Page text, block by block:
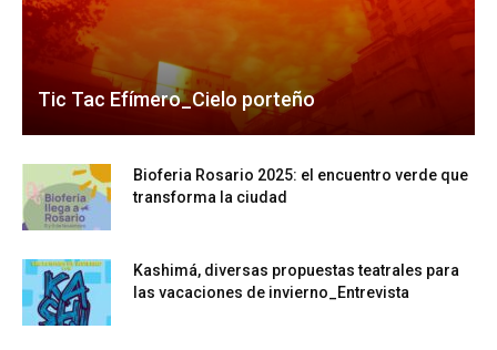
Tic Tac Efímero_Cielo porteño
Bioferia Rosario 2025: el encuentro verde que
transforma la ciudad
Kashimá, diversas propuestas teatrales para
las vacaciones de invierno_Entrevista